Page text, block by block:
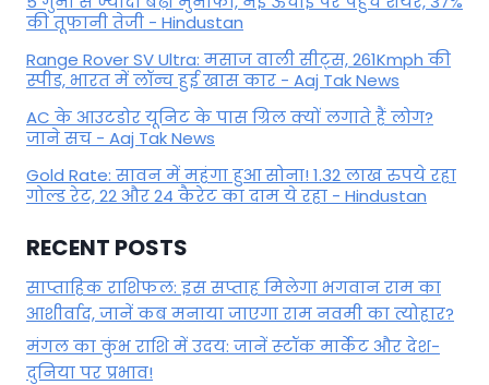
की तूफानी तेजी - Hindustan
Range Rover SV Ultra: मसाज वाली सीट्स, 261Kmph की
स्पीड, भारत में लॉन्च हुई खास कार - Aaj Tak News
AC के आउटडोर यूनिट के पास ग्रिल क्यों लगाते हैं लोग?
जाने सच - Aaj Tak News
Gold Rate: सावन में महंगा हुआ सोना! 1.32 लाख रुपये रहा
गोल्ड रेट, 22 और 24 कैरेट का दाम ये रहा - Hindustan
RECENT POSTS
साप्ताहिक राशिफल: इस सप्ताह मिलेगा भगवान राम का
आशीर्वाद, जानें कब मनाया जाएगा राम नवमी का त्योहार?
मंगल का कुंभ राशि में उदय: जानें स्‍टॉक मार्केट और देश-
दुनिया पर प्रभाव!